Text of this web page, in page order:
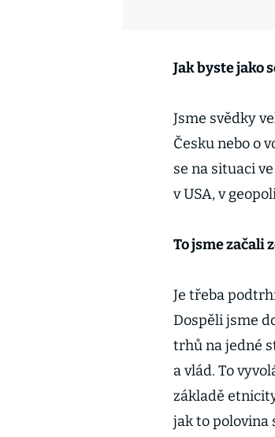
Jak byste jako
Jsme svědky
Česku nebo o
se na situaci
v USA, v
To jsme začali
Je třeba
Dospěli jsme
trhů na jedné
a vlád. To
základě
jak to polovina